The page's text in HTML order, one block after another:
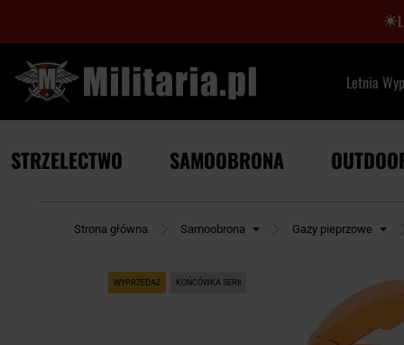
Letnia
STRZELECTWO SAMOOBRONA
Strona główna Samoobrona Gazy pieprzowe
WYPRZEDAŻ KOŃCÓWKA SERII